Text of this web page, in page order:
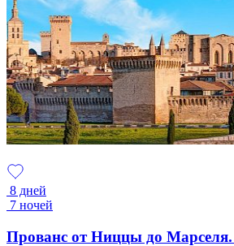
8 дней
7 ночей
Прованс от Ниццы до